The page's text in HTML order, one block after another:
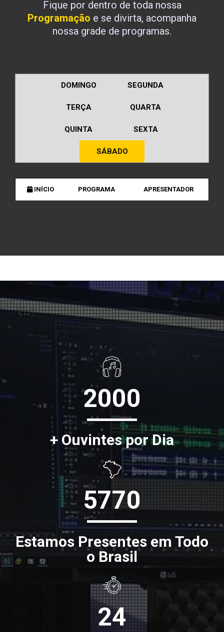
Fique por dentro de toda nossa
Programação e se divirta, acompanha
nossa grade de programas.
DOMINGO SEGUNDA
TERÇA QUARTA
QUINTA SEXTA
SÁBADO
INÍCIO PROGRAMA APRESENTADOR
2000
+ Ouvintes por Dia
5770
Estamos Presentes em Todo
o Brasil
24